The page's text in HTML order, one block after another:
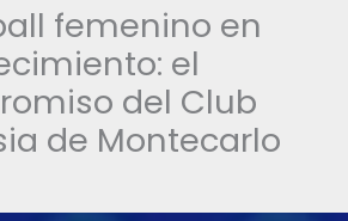
femenino en
el
del Club
de Montecarlo